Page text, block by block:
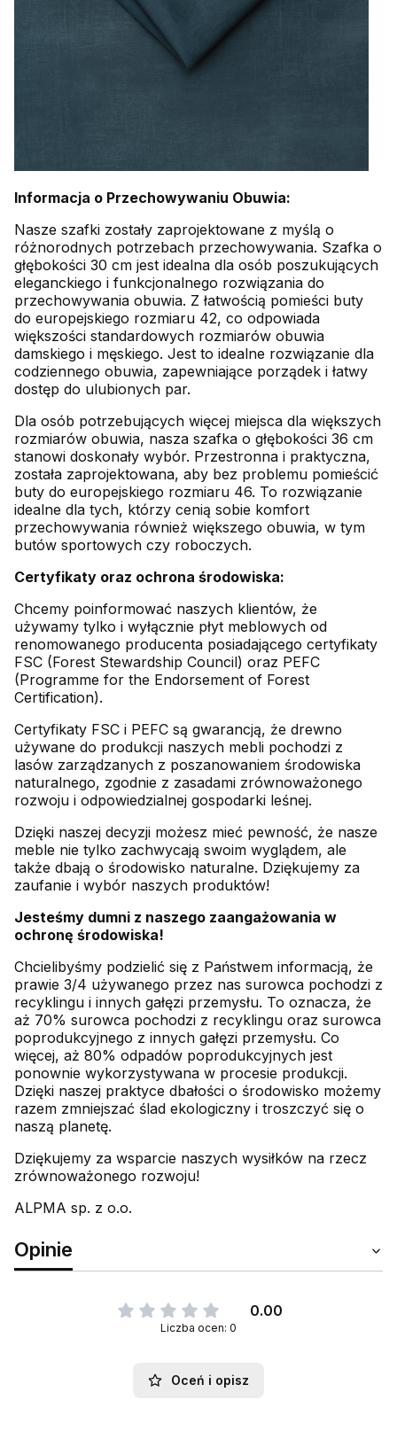
Informacja o Przechowywaniu Obuwia:
Nasze szafki zostały zaprojektowane z myślą o
różnorodnych potrzebach przechowywania. Szafka o
głębokości 30 cm jest idealna dla osób poszukujących
eleganckiego i funkcjonalnego rozwiązania do
przechowywania obuwia. Z łatwością pomieści buty
do europejskiego rozmiaru 42, co odpowiada
większości standardowych rozmiarów obuwia
damskiego i męskiego. Jest to idealne rozwiązanie dla
codziennego obuwia, zapewniające porządek i łatwy
dostęp do ulubionych par.
Dla osób potrzebujących więcej miejsca dla większych
rozmiarów obuwia, nasza szafka o głębokości 36 cm
stanowi doskonały wybór. Przestronna i praktyczna,
została zaprojektowana, aby bez problemu pomieścić
buty do europejskiego rozmiaru 46. To rozwiązanie
idealne dla tych, którzy cenią sobie komfort
przechowywania również większego obuwia, w tym
butów sportowych czy roboczych.
Certyfikaty oraz ochrona środowiska:
Chcemy poinformować naszych klientów, że
używamy tylko i wyłącznie płyt meblowych od
renomowanego producenta posiadającego certyfikaty
FSC (Forest Stewardship Council) oraz PEFC
(Programme for the Endorsement of Forest
Certification).
Certyfikaty FSC i PEFC są gwarancją, że drewno
używane do produkcji naszych mebli pochodzi z
lasów zarządzanych z poszanowaniem środowiska
naturalnego, zgodnie z zasadami zrównoważonego
rozwoju i odpowiedzialnej gospodarki leśnej.
Dzięki naszej decyzji możesz mieć pewność, że nasze
meble nie tylko zachwycają swoim wyglądem, ale
także dbają o środowisko naturalne. Dziękujemy za
zaufanie i wybór naszych produktów!
Jesteśmy dumni z naszego zaangażowania w
ochronę środowiska!
Chcielibyśmy podzielić się z Państwem informacją, że
prawie 3/4 używanego przez nas surowca pochodzi z
recyklingu i innych gałęzi przemysłu. To oznacza, że
aż 70% surowca pochodzi z recyklingu oraz surowca
poprodukcyjnego z innych gałęzi przemysłu. Co
więcej, aż 80% odpadów poprodukcyjnych jest
ponownie wykorzystywana w procesie produkcji.
Dzięki naszej praktyce dbałości o środowisko możemy
razem zmniejszać ślad ekologiczny i troszczyć się o
naszą planetę.
Dziękujemy za wsparcie naszych wysiłków na rzecz
zrównoważonego rozwoju!
ALPMA sp. z o.o.
Opinie
0.00
Liczba ocen: 0
Oceń i opisz